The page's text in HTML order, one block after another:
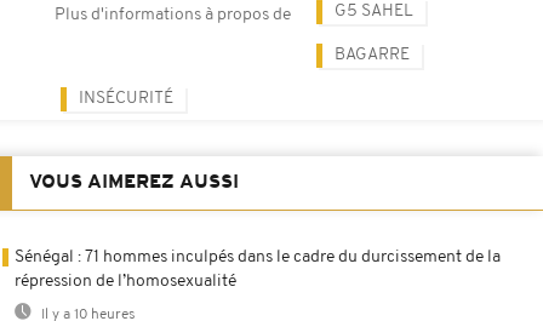
Plus d'informations à propos de G5 SAHEL
BAGARRE
INSÉCURITÉ
VOUS AIMEREZ AUSSI
Sénégal : 71 hommes inculpés dans le cadre du durcissement de la
répression de l’homosexualité
Il y a 10 heures